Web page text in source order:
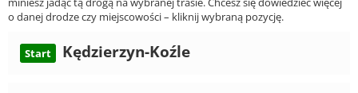
o danej drodze czy miejscowości – kliknij wybraną pozycję.
Start Kędzierzyn-Koźle